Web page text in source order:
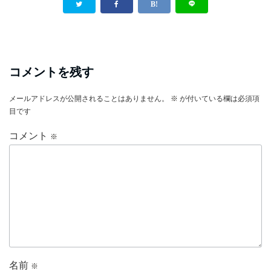
コメントを残す
メールアドレスが公開されることはありません。 ※ が付いている欄は必須項
目です
コメント ※
名前 ※